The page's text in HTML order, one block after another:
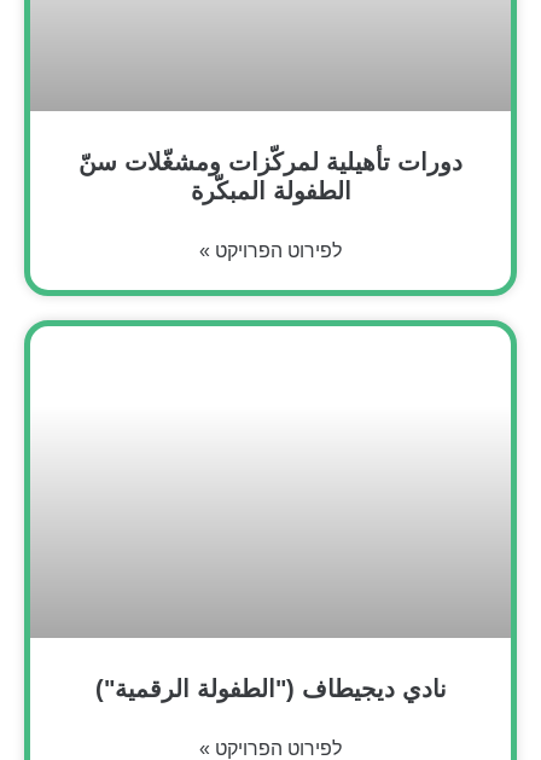
دورات تأهيلية لمركّزات ومشغّلات سنّ
الطفولة المبكّرة
לפירוט הפרויקט »
نادي ديجيطاف ("الطفولة الرقمية")
לפירוט הפרויקט »